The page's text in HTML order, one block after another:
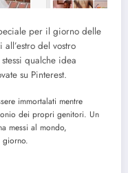
per il giorno delle
del vostro
qualche idea
su Pinterest.
immortalati mentre
dei propri genitori. Un
messi al mondo,
giorno.